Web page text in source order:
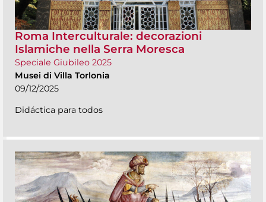
Roma Interculturale: decorazioni
Islamiche nella Serra Moresca
Speciale Giubileo 2025
Musei di Villa Torlonia
09/12/2025
Didáctica para todos